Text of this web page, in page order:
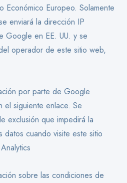
Económico Europeo. Solamente
enviará la dirección IP
Google en EE. UU. y se
operador de este sitio web,
por parte de Google
el siguiente enlace. Se
exclusión que impedirá la
datos cuando visite este sitio
sobre las condiciones de